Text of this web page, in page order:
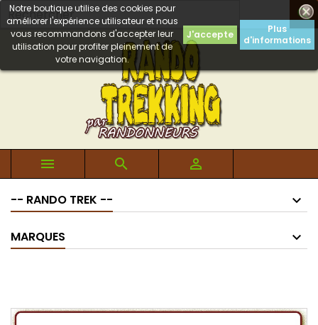

Notre boutique utilise des cookies pour
améliorer l'expérience utilisateur et nous
vous recommandons d'accepter leur
utilisation pour profiter pleinement de
votre navigation.
J'accepte
Plus
d'informations
  
-- RANDO TREK --
MARQUES